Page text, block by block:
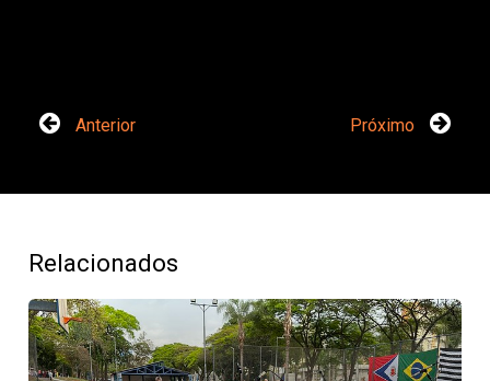
Anterior Próximo
Relacionados